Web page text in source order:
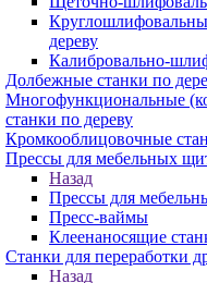
дереву
Калибровально-
Долбежные станки по
Многофункциональные
станки по дереву
Кромкооблицовочные
Прессы для мебельных
Назад
Прессы для
Пресс-ваймы
Клеенаносящие
Станки для переработки
Назад